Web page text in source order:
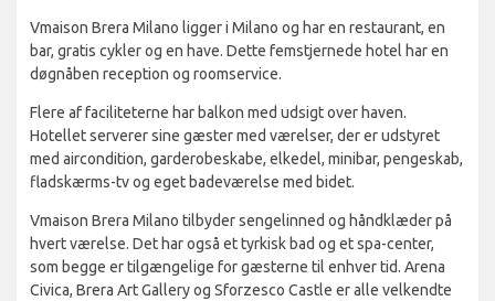
Vmaison Brera Milano ligger i Milano og har en restaurant, en
bar, gratis cykler og en have. Dette femstjernede hotel har en
døgnåben reception og roomservice.
Flere af faciliteterne har balkon med udsigt over haven.
Hotellet serverer sine gæster med værelser, der er udstyret
med aircondition, garderobeskabe, elkedel, minibar, pengeskab,
fladskærms-tv og eget badeværelse med bidet.
Vmaison Brera Milano tilbyder sengelinned og håndklæder på
hvert værelse. Det har også et tyrkisk bad og et spa-center,
som begge er tilgængelige for gæsterne til enhver tid. Arena
Civica, Brera Art Gallery og Sforzesco Castle er alle velkendte